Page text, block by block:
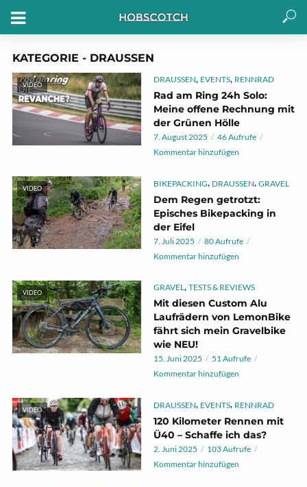
KATEGORIE - DRAUSSEN
VIDEO
DRAUSSEN, EVENTS, RENNRAD
Rad am Ring 24h Solo:
Meine offene Rechnung mit
der Grünen Hölle
7. August 2025
46 Aufrufe
Kommentar hinzufügen
VIDEO
BIKEPACKING, DRAUSSEN, GRAVEL
Dem Regen getrotzt:
Episches Bikepacking in
der Eifel
7. Juli 2025
80 Aufrufe
Kommentar hinzufügen
VIDEO
GRAVEL, TESTS & REVIEWS
Mit diesen Custom Alu
Laufrädern von LemonBike
fährt sich mein Gravelbike
wie NEU!
15. Juni 2025
51 Aufrufe
Kommentar hinzufügen
VIDEO
DRAUSSEN, EVENTS, RENNRAD
120 Kilometer Rennen mit
Ü40 – Schaffe ich das?
2. Juni 2025
103 Aufrufe
Kommentar hinzufügen